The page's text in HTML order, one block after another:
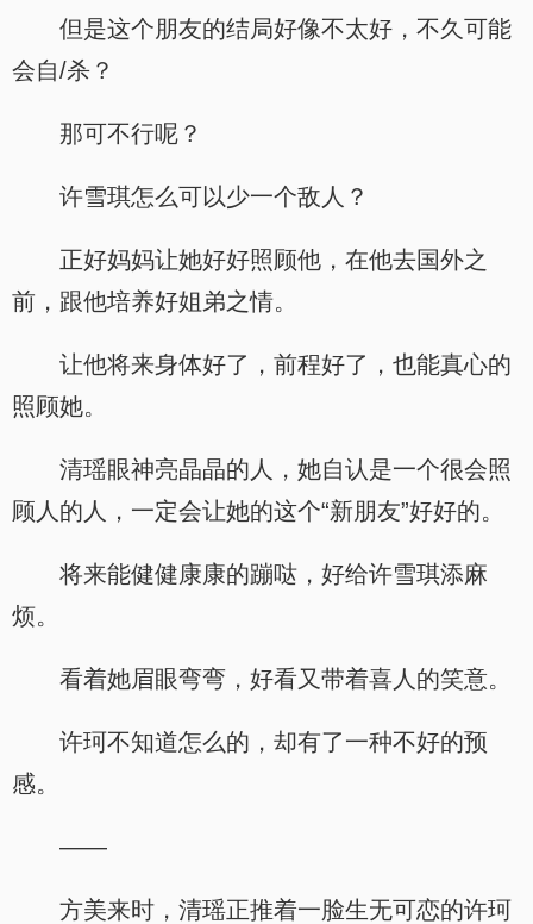
但是这个朋友的结局好像不太好，不久可能
会自/杀？
那可不行呢？
许雪琪怎么可以少一个敌人？
正好妈妈让她好好照顾他，在他去国外之
前，跟他培养好姐弟之情。
让他将来身体好了，前程好了，也能真心的
照顾她。
清瑶眼神亮晶晶的人，她自认是一个很会照
顾人的人，一定会让她的这个“新朋友”好好的。
将来能健健康康的蹦哒，好给许雪琪添麻
烦。
看着她眉眼弯弯，好看又带着喜人的笑意。
许珂不知道怎么的，却有了一种不好的预
感。
——
方美来时，清瑶正推着一脸生无可恋的许珂